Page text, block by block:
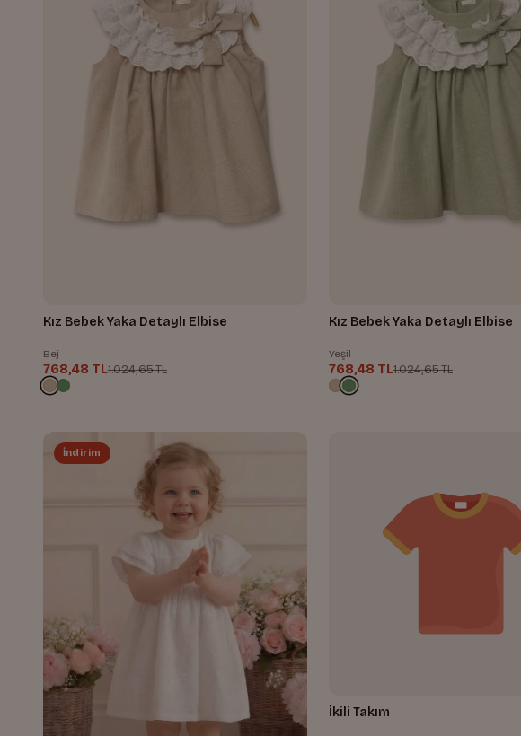
Kız Bebek Yaka Detaylı Elbise
Bej
768,48 TL1.024,65 TL
Kız Bebek Yaka Detaylı Elbise
Yeşil
768,48 TL1.024,65 TL
İndirim
İkili Takım